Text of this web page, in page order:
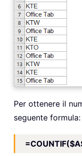
Per ottenere il
seguente formula: